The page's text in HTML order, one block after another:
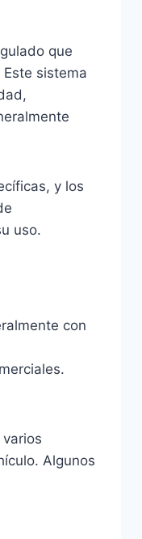
que
sistema
y los
uso.
con
Algunos